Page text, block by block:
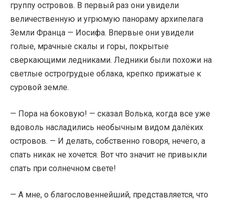
группу островов. В первый раз они увидели
величественную и угрюмую панораму архипелага
Земли Франца — Иосифа. Впервые они увидели
голые, мрачные скалы и горы, покрытые
сверкающими ледниками. Ледники были похожи на
светлые острогрудые облака, крепко прижатые к
суровой земле.
— Пора на боковую! — сказал Волька, когда все уже
вдоволь насладились необычным видом далёких
островов. — И делать, собственно говоря, нечего, а
спать никак не хочется. Вот что значит не привыкли
спать при солнечном свете!
— А мне, о благословеннейший, представляется, что